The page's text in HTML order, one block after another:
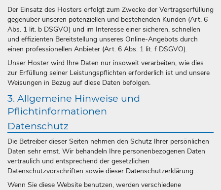
Der Einsatz des Hosters erfolgt zum Zwecke der Vertragserfüllung
gegenüber unseren potenziellen und bestehenden Kunden (Art. 6
Abs. 1 lit. b DSGVO) und im Interesse einer sicheren, schnellen
und effizienten Bereitstellung unseres Online-Angebots durch
einen professionellen Anbieter (Art. 6 Abs. 1 lit. f DSGVO).
Unser Hoster wird Ihre Daten nur insoweit verarbeiten, wie dies
zur Erfüllung seiner Leistungspflichten erforderlich ist und unsere
Weisungen in Bezug auf diese Daten befolgen.
3. Allgemeine Hinweise und
Pflichtinformationen
Datenschutz
Die Betreiber dieser Seiten nehmen den Schutz Ihrer persönlichen
Daten sehr ernst. Wir behandeln Ihre personenbezogenen Daten
vertraulich und entsprechend der gesetzlichen
Datenschutzvorschriften sowie dieser Datenschutzerklärung.
Wenn Sie diese Website benutzen, werden verschiedene